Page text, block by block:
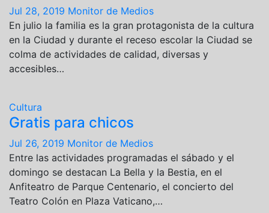
Jul 28, 2019 Monitor de Medios
En julio la familia es la gran protagonista de la cultura
en la Ciudad y durante el receso escolar la Ciudad se
colma de actividades de calidad, diversas y
accesibles…
Cultura
Gratis para chicos
Jul 26, 2019 Monitor de Medios
Entre las actividades programadas el sábado y el
domingo se destacan La Bella y la Bestia, en el
Anfiteatro de Parque Centenario, el concierto del
Teatro Colón en Plaza Vaticano,…